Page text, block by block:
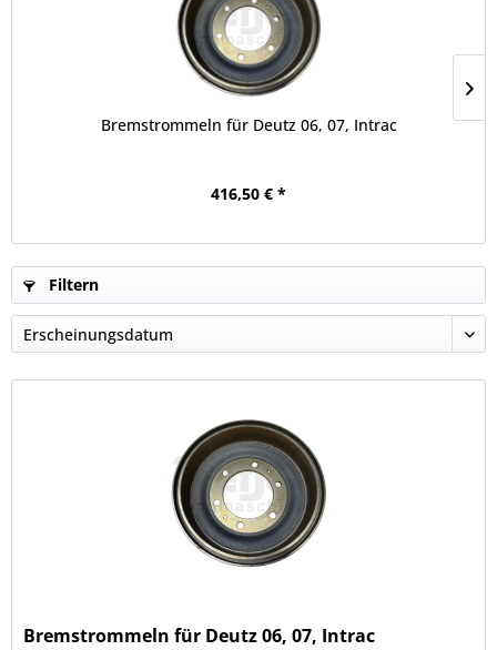
Bremstrommeln für Deutz 06, 07, Intrac
416,50 € *
Filtern
Bremstrommeln für Deutz 06, 07, Intrac